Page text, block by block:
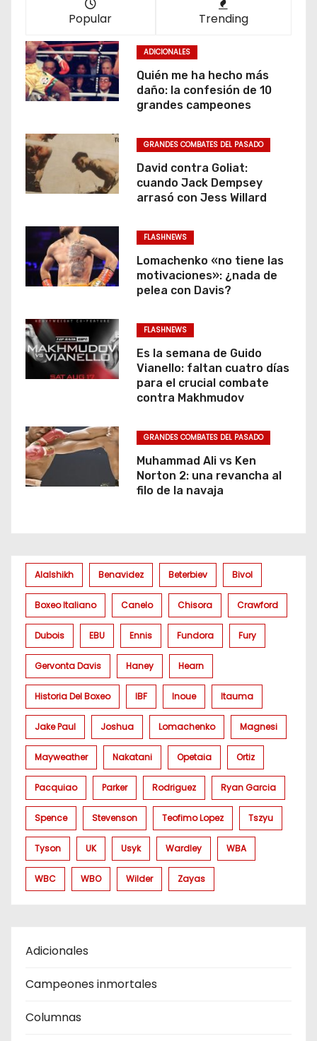
Popular Trending
ADICIONALES
Quién me ha hecho más
daño: la confesión de 10
grandes campeones
GRANDES COMBATES DEL PASADO
David contra Goliat:
cuando Jack Dempsey
arrasó con Jess Willard
FLASHNEWS
Lomachenko «no tiene las
motivaciones»: ¿nada de
pelea con Davis?
FLASHNEWS
Es la semana de Guido
Vianello: faltan cuatro días
para el crucial combate
contra Makhmudov
GRANDES COMBATES DEL PASADO
Muhammad Ali vs Ken
Norton 2: una revancha al
filo de la navaja
Alalshikh Benavidez Beterbiev Bivol
Boxeo Italiano Canelo Chisora Crawford
Dubois EBU Ennis Fundora Fury
Gervonta Davis Haney Hearn
Historia Del Boxeo IBF Inoue Itauma
Jake Paul Joshua Lomachenko Magnesi
Mayweather Nakatani Opetaia Ortiz
Pacquiao Parker Rodriguez Ryan Garcia
Spence Stevenson Teofimo Lopez Tszyu
Tyson UK Usyk Wardley WBA
WBC WBO Wilder Zayas
Adicionales
Campeones inmortales
Columnas